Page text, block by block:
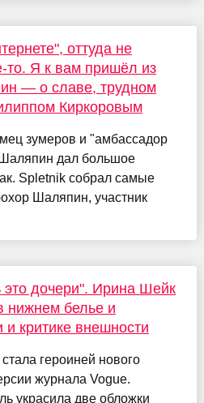
оттуда не
Я к вам пришёл из
— о славе, трудном
Киркоровым
зумеров и "амбассадор
дал большое
Spletnik собрал самые
Шаляпин, участник
это дочери". Ирина Шейк
нижнем белье и
и критике внешности
героиней нового
журнала Vogue.
украсила две обложки